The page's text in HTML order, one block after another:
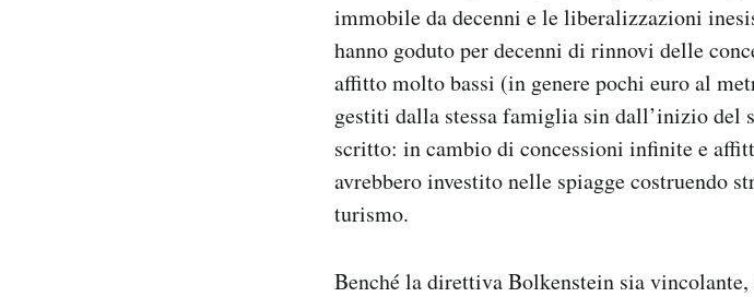
immobile da decenni e le liberalizzazioni
hanno goduto per decenni di rinnovi delle
affitto molto bassi (in genere pochi euro al
gestiti dalla stessa famiglia sin dall’inizio del
scritto: in cambio di concessioni infinite e
avrebbero investito nelle spiagge costruendo
turismo.
Benché la direttiva Bolkenstein sia